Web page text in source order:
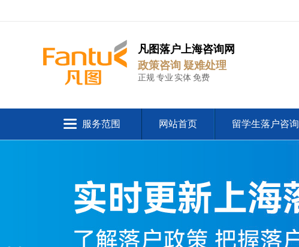
凡图落户上海咨询网
政策咨询 疑难处理
正规 专业 实体 免费
服务范围 网站首页 留学生落户咨询